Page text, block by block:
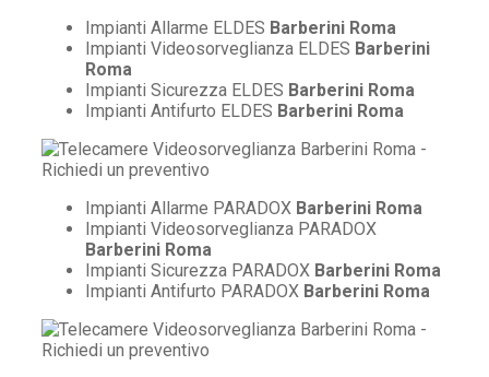
Impianti Allarme ELDES Barberini Roma
Impianti Videosorveglianza ELDES Barberini
Roma
Impianti Sicurezza ELDES Barberini Roma
Impianti Antifurto ELDES Barberini Roma
Impianti Allarme PARADOX Barberini Roma
Impianti Videosorveglianza PARADOX
Barberini Roma
Impianti Sicurezza PARADOX Barberini Roma
Impianti Antifurto PARADOX Barberini Roma